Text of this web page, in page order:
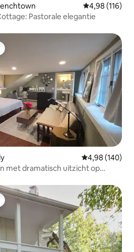
Gemiddelde
4,98 (116)
Pastorale elegantie
Gemiddelde
4,98 (140)
met dramatisch uitzicht op